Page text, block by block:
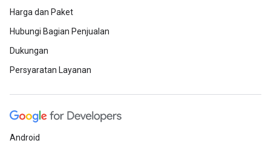
Harga dan Paket
Hubungi Bagian Penjualan
Dukungan
Persyaratan Layanan
Android